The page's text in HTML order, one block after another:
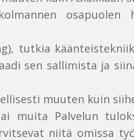
osapuolen
tutkia
sen sallimista ja
muuten kuin
muita Palvelun
niitä omissa